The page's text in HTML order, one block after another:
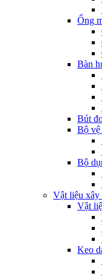
Ống
Bàn
Bút
Bộ vệ
Bộ
Vật liệu xây
Vật
Keo